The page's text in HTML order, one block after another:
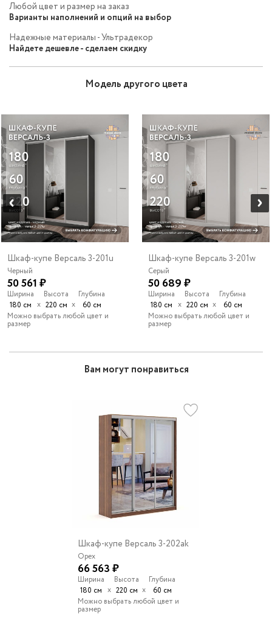
Любой цвет и размер на заказ
Варианты наполнений и опций на выбор
Надежные материалы - Ультрадекор
Найдете дешевле - сделаем скидку
Модель другого цвета
Шкаф-купе Версаль 3-201u
Черный
50 561 ₽
Ширина
180 см х
Высота
220 см х
Глубина
60 см
Можно выбрать любой цвет и
размер
Шкаф-купе Версаль 3-201w
Серый
50 689 ₽
Ширина
180 см х
Высота
220 см х
Глубина
60 см
Можно выбрать любой цвет и
размер
Вам могут понравиться
Шкаф-купе Версаль 3-202ak
Орех
66 563 ₽
Ширина
180 см х
Высота
220 см х
Глубина
60 см
Можно выбрать любой цвет и
размер